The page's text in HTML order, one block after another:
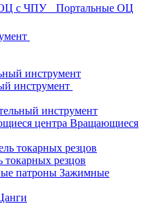
Портальные ОЦ
инструмент
инструмент
Вращающиеся
токарных резцов
Зажимные